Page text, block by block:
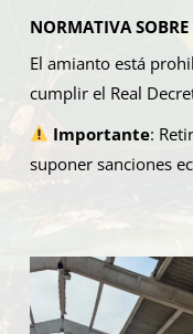
NORMATIVA
El amianto está
cumplir el Real
Importante:
suponer sanciones